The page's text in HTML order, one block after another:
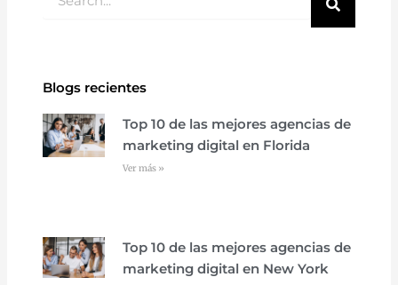
Blogs recientes
Top 10 de las mejores agencias de
marketing digital en Florida
Ver más »
Top 10 de las mejores agencias de
marketing digital en New York